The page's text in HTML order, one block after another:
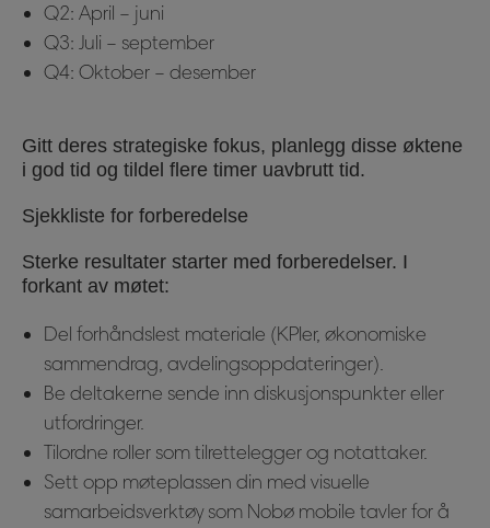
Q2: April – juni
Q3: Juli – september
Q4: Oktober – desember
Gitt deres strategiske fokus, planlegg disse øktene
i god tid og tildel flere timer uavbrutt tid.
Sjekkliste for forberedelse
Sterke resultater starter med forberedelser. I
forkant av møtet:
Del forhåndslest materiale (KPIer, økonomiske
sammendrag, avdelingsoppdateringer).
Be deltakerne sende inn diskusjonspunkter eller
utfordringer.
Tilordne roller som tilrettelegger og notattaker.
Sett opp møteplassen din med visuelle
samarbeidsverktøy som Nobø mobile tavler for å